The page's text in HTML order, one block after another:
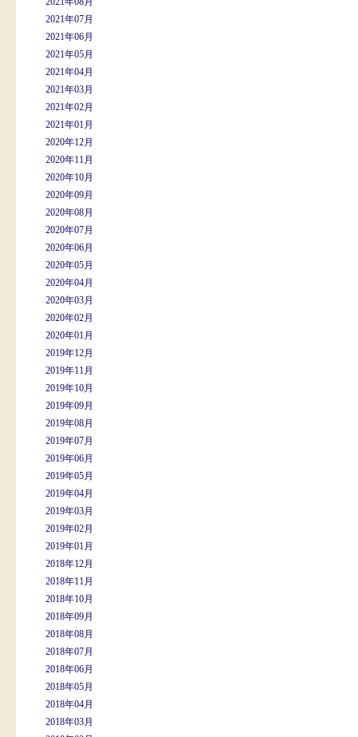
2021年07月
2021年06月
2021年05月
2021年04月
2021年03月
2021年02月
2021年01月
2020年12月
2020年11月
2020年10月
2020年09月
2020年08月
2020年07月
2020年06月
2020年05月
2020年04月
2020年03月
2020年02月
2020年01月
2019年12月
2019年11月
2019年10月
2019年09月
2019年08月
2019年07月
2019年06月
2019年05月
2019年04月
2019年03月
2019年02月
2019年01月
2018年12月
2018年11月
2018年10月
2018年09月
2018年08月
2018年07月
2018年06月
2018年05月
2018年04月
2018年03月